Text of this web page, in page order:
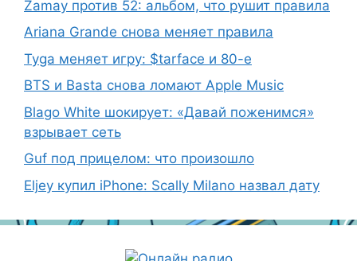
Zamay против 52: альбом, что рушит правила
Ariana Grande снова меняет правила
Tyga меняет игру: $tarface и 80-е
BTS и Basta снова ломают Apple Music
Blago White шокирует: «Давай поженимся»
взрывает сеть
Guf под прицелом: что произошло
Eljey купил iPhone: Scally Milano назвал дату